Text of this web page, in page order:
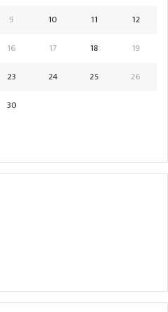
9 10 11
12
16 17 18
19
23 24 25
26
30